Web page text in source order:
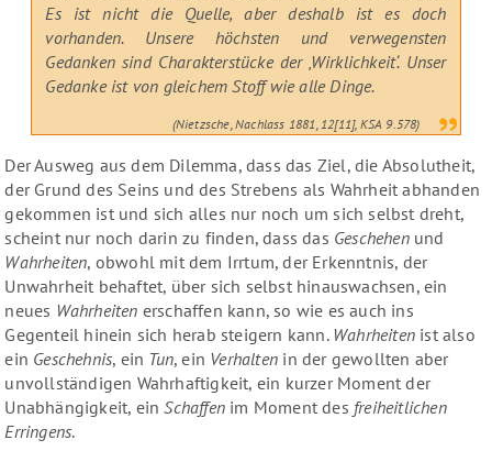
Es ist nicht die Quelle, aber deshalb ist es doch
vorhanden. Unsere höchsten und verwegensten
Gedanken sind Charakterstücke der ‚Wirklichkeit‘. Unser
Gedanke ist von gleichem Stoff wie alle Dinge.
(Nietzsche, Nachlass 1881, 12[11], KSA 9.578)
Der Ausweg aus dem Dilemma, dass das Ziel, die Absolutheit,
der Grund des Seins und des Strebens als Wahrheit abhanden
gekommen ist und sich alles nur noch um sich selbst dreht,
scheint nur noch darin zu finden, dass das Geschehenund
Wahrheiten, obwohl mit dem Irrtum, der Erkenntnis, der
Unwahrheit behaftet, über sich selbst hinauswachsen, ein
neues Wahrheiten erschaffen kann, so wie es auch ins
Gegenteil hinein sich herab steigern kann. Wahrheiten ist also
ein Geschehnis, ein Tun, ein Verhalten in der gewollten aber
unvollständigen Wahrhaftigkeit, ein kurzer Moment der
Unabhängigkeit, einSchaffen im Moment des freiheitlichen
Erringens.